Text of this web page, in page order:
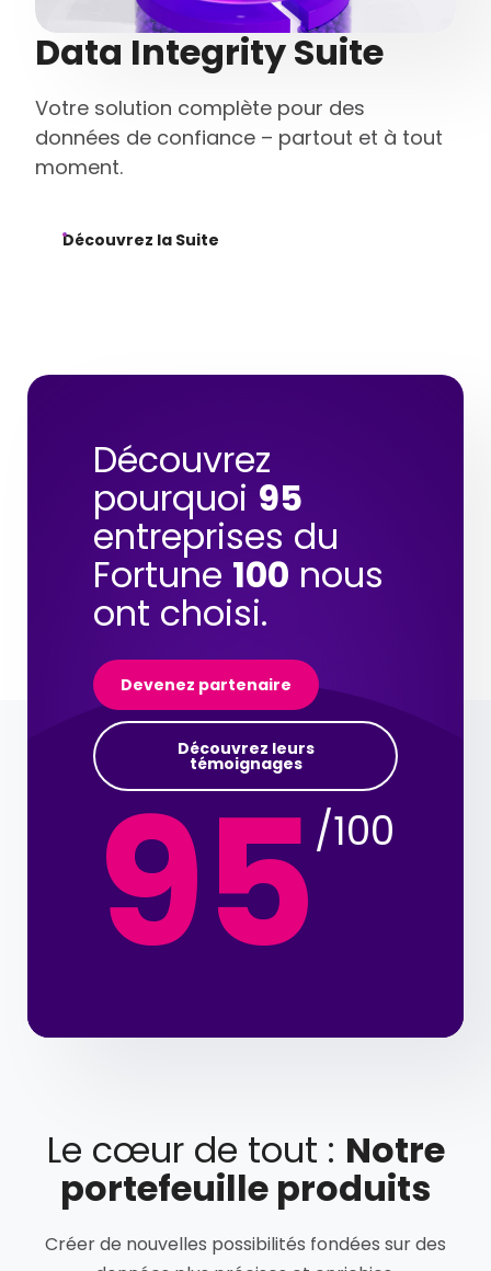
Data Integrity Suite
Votre solution complète pour des
données de confiance – partout et à tout
moment.
Découvrez la Suite
Découvrez
pourquoi 95
entreprises du
Fortune 100 nous
ont choisi.
Devenez partenaire
Découvrez leurs
témoignages
/100
95
Le cœur de tout : Notre
portefeuille produits
Créer de nouvelles possibilités fondées sur des